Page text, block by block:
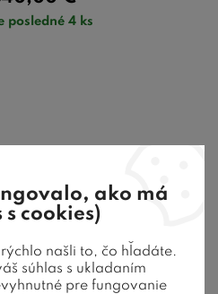
posledné 4 ks
ako má
s cookies)
našli to, čo hľadáte.
súhlas s ukladaním
pre fungovanie